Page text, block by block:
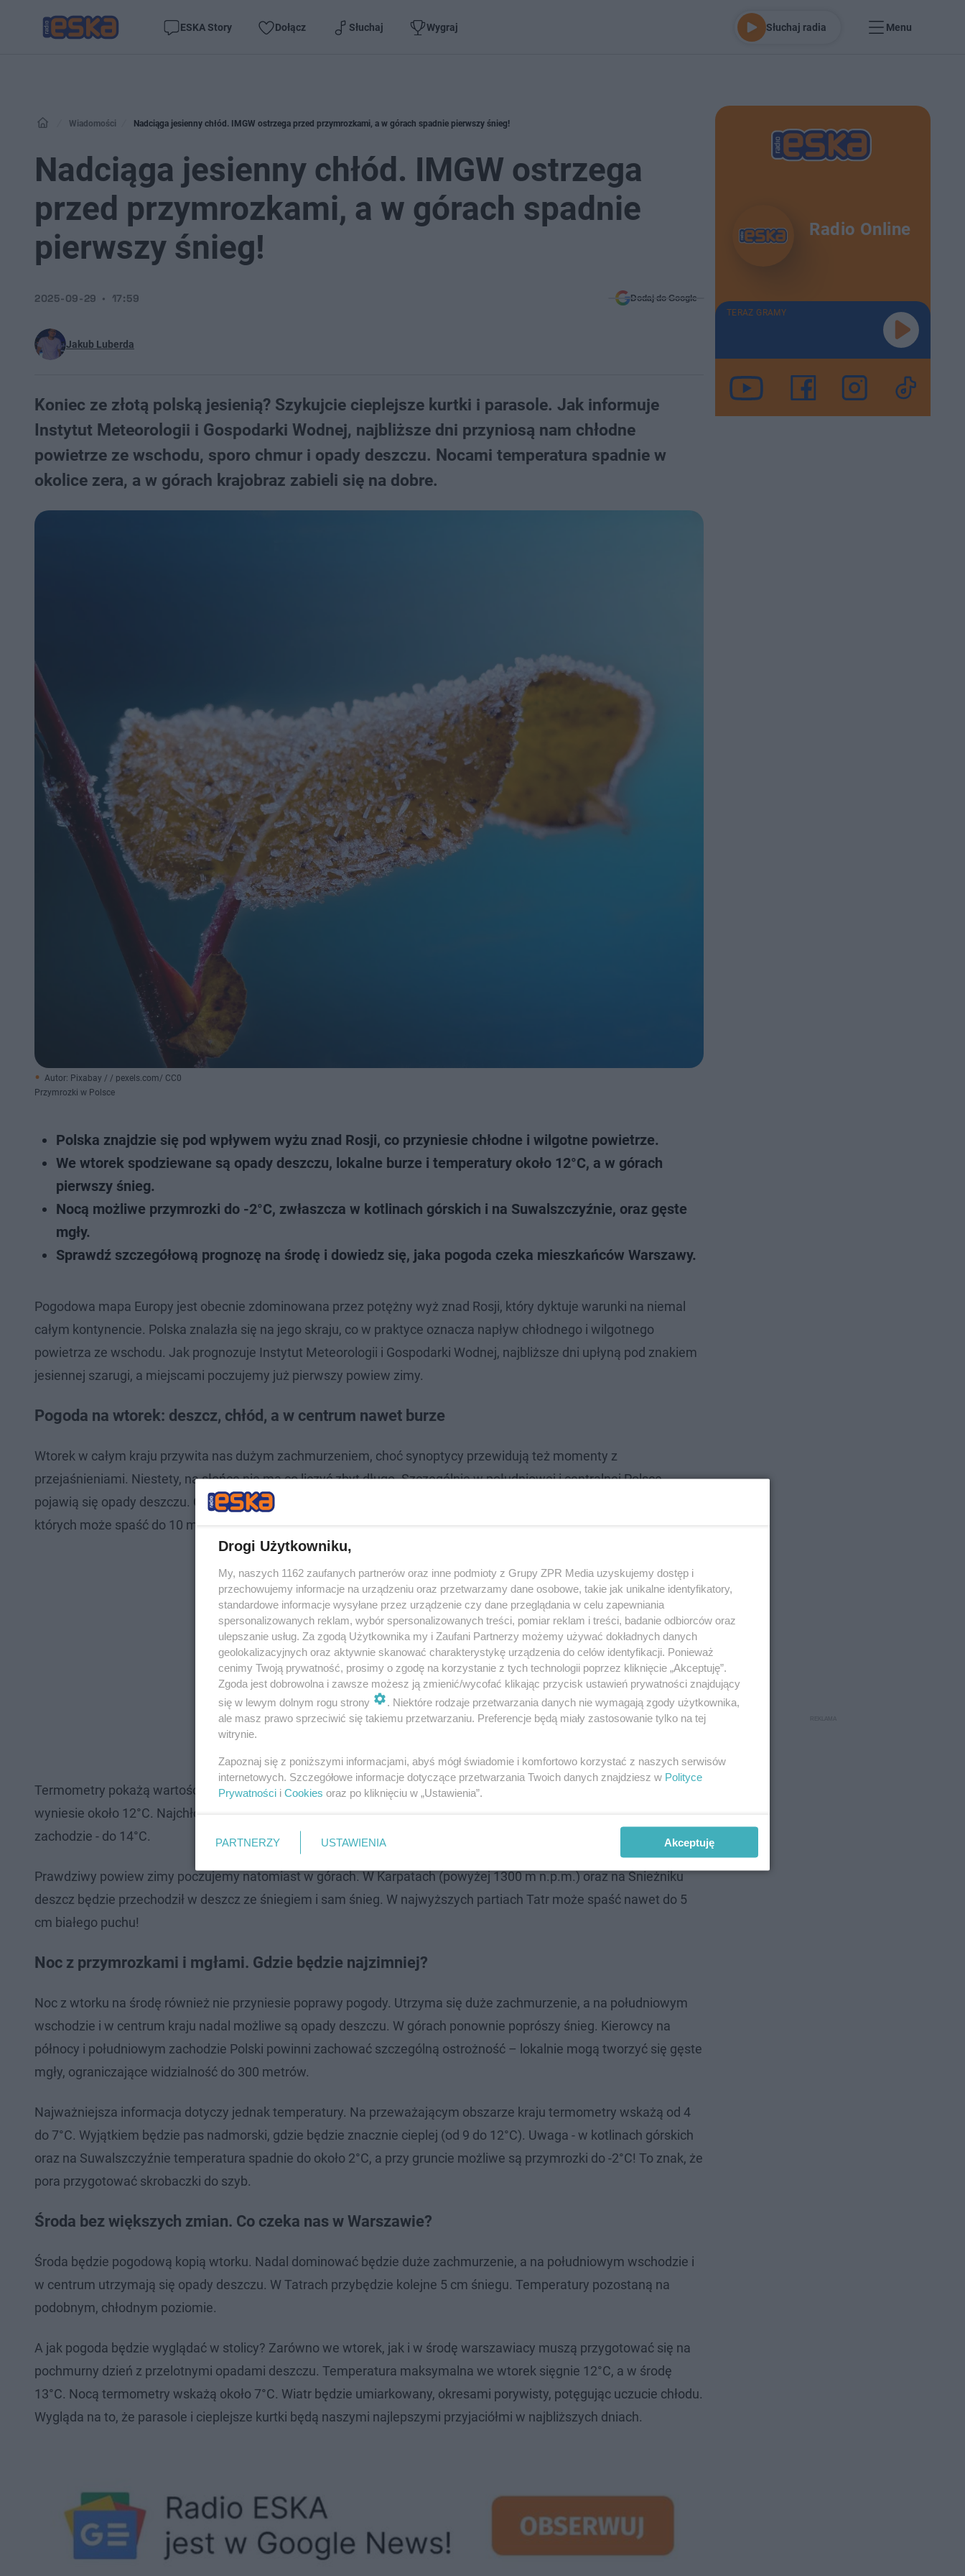
ESKA Story Dołącz Słuchaj Wygraj Słuchaj radia Menu
Wiadomości Nadciąga jesienny chłód. IMGW ostrzega przed przymrozkami, a w górach spadnie pierwszy śnieg!
Nadciąga jesienny chłód. IMGW ostrzega
przed przymrozkami, a w górach spadnie
pierwszy śnieg!
Jakub Luberda
2025-09-29 17:59 Dodaj do Google
Koniec ze złotą polską jesienią? Szykujcie cieplejsze kurtki i parasole. Jak informuje
Instytut Meteorologii i Gospodarki Wodnej, najbliższe dni przyniosą nam chłodne
powietrze ze wschodu, sporo chmur i opady deszczu. Nocami temperatura spadnie w
okolice zera, a w górach krajobraz zabieli się na dobre.
Autor: Pixabay / / pexels.com/ CC0
Przymrozki w Polsce
Polska znajdzie się pod wpływem wyżu znad Rosji, co przyniesie chłodne i wilgotne powietrze.
We wtorek spodziewane są opady deszczu, lokalne burze i temperatury około 12°C, a w górach
pierwszy śnieg.
Nocą możliwe przymrozki do -2°C, zwłaszcza w kotlinach górskich i na Suwalszczyźnie, oraz gęste
mgły.
Sprawdź szczegółową prognozę na środę i dowiedz się, jaka pogoda czeka mieszkańców Warszawy.
Pogodowa mapa Europy jest obecnie zdominowana przez potężny wyż znad Rosji, który dyktuje warunki na niemal
całym kontynencie. Polska znalazła się na jego skraju, co w praktyce oznacza napływ chłodnego i wilgotnego
powietrza ze wschodu. Jak prognozuje Instytut Meteorologii i Gospodarki Wodnej, najbliższe dni upłyną pod znakiem
jesiennej szarugi, a miejscami poczujemy już pierwszy powiew zimy.
Pogoda na wtorek: deszcz, chłód, a w centrum nawet burze
Wtorek w całym kraju przywita nas dużym zachmurzeniem, choć synoptycy przewidują też momenty z
przejaśnieniami. Niestety, na słońce nie ma co liczyć zbyt długo. Szczególnie w południowej i centralnej Polsce
pojawią się opady deszczu. Co ciekawe, w centrum kraju niewykluczone są nawet słabe, lokalne burze, podczas
których może spaść do 10 mm deszczu.
Termometry pokażą wartości typowo jesienne. Na przeważającym obszarze kraju temperatura maksymalna
wyniesie około 12°C. Najchłodniej będzie na Podhalu, gdzie słupki rtęci wskażą zaledwie 7°C, a najcieplej na
zachodzie - do 14°C.
Prawdziwy powiew zimy poczujemy natomiast w górach. W Karpatach (powyżej 1300 m n.p.m.) oraz na Śnieżniku
deszcz będzie przechodził w deszcz ze śniegiem i sam śnieg. W najwyższych partiach Tatr może spaść nawet do 5
cm białego puchu!
Noc z przymrozkami i mgłami. Gdzie będzie najzimniej?
Noc z wtorku na środę również nie przyniesie poprawy pogody. Utrzyma się duże zachmurzenie, a na południowym
wschodzie i w centrum kraju nadal możliwe są opady deszczu. W górach ponownie poprószy śnieg. Kierowcy na
północy i południowym zachodzie Polski powinni zachować szczególną ostrożność – lokalnie mogą tworzyć się gęste
mgły, ograniczające widzialność do 300 metrów.
Najważniejsza informacja dotyczy jednak temperatury. Na przeważającym obszarze kraju termometry wskażą od 4
do 7°C. Wyjątkiem będzie pas nadmorski, gdzie będzie znacznie cieplej (od 9 do 12°C). Uwaga - w kotlinach górskich
oraz na Suwalszczyźnie temperatura spadnie do około 2°C, a przy gruncie możliwe są przymrozki do -2°C! To znak, że
pora przygotować skrobaczki do szyb.
Środa bez większych zmian. Co czeka nas w Warszawie?
Środa będzie pogodową kopią wtorku. Nadal dominować będzie duże zachmurzenie, a na południowym wschodzie i
w centrum utrzymają się opady deszczu. W Tatrach przybędzie kolejne 5 cm śniegu. Temperatury pozostaną na
podobnym, chłodnym poziomie.
A jak pogoda będzie wyglądać w stolicy? Zarówno we wtorek, jak i w środę warszawiacy muszą przygotować się na
pochmurny dzień z przelotnymi opadami deszczu. Temperatura maksymalna we wtorek sięgnie 12°C, a w środę
13°C. Nocą termometry wskażą około 7°C. Wiatr będzie umiarkowany, okresami porywisty, potęgując uczucie chłodu.
Wygląda na to, że parasole i cieplejsze kurtki będą naszymi najlepszymi przyjaciółmi w najbliższych dniach.
Radio Online
TERAZ GRAMY
Drogi Użytkowniku,
My, naszych 1162 zaufanych partnerów oraz inne podmioty z Grupy ZPR Media uzyskujemy dostęp i
przechowujemy informacje na urządzeniu oraz przetwarzamy dane osobowe, takie jak unikalne identyfikatory,
standardowe informacje wysyłane przez urządzenie czy dane przeglądania w celu zapewniania
spersonalizowanych reklam, wybór spersonalizowanych treści, pomiar reklam i treści, badanie odbiorców oraz
ulepszanie usług. Za zgodą Użytkownika my i Zaufani Partnerzy możemy używać dokładnych danych
geolokalizacyjnych oraz aktywnie skanować charakterystykę urządzenia do celów identyfikacji. Ponieważ
cenimy Twoją prywatność, prosimy o zgodę na korzystanie z tych technologii poprzez kliknięcie „Akceptuję”.
Zgoda jest dobrowolna i zawsze możesz ją zmienić/wycofać klikając przycisk ustawień prywatności znajdujący
się w lewym dolnym rogu strony
. Niektóre rodzaje przetwarzania danych nie wymagają zgody użytkownika,
ale masz prawo sprzeciwić się takiemu przetwarzaniu. Preferencje będą miały zastosowanie tylko na tej
witrynie.
Zapoznaj się z poniższymi informacjami, abyś mógł świadomie i komfortowo korzystać z naszych serwisów
internetowych. Szczegółowe informacje dotyczące przetwarzania Twoich danych znajdziesz w Polityce
Prywatności i Cookies oraz po kliknięciu w „Ustawienia”.
PARTNERZY USTAWIENIA Akceptuję